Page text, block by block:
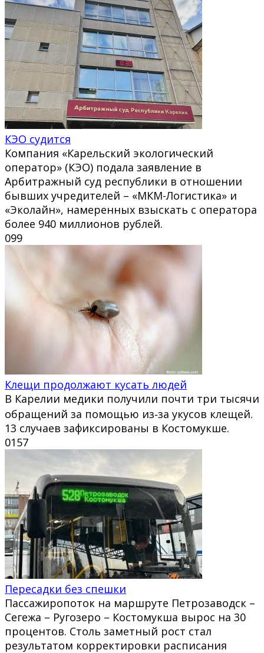
КЭО судится
Компания «Карельский экологический
оператор» (КЭО) подала заявление в
Арбитражный суд республики в отношении
бывших учредителей – «МКМ-Логистика» и
«Эколайн», намеренных взыскать с оператора
более 940 миллионов рублей.
099
Клещи продолжают кусать людей
В Карелии медики получили почти три тысячи
обращений за помощью из‑за укусов клещей.
13 случаев зафиксированы в Костомукше.
0157
Пересадки без спешки
Пассажиропоток на маршруте Петрозаводск –
Сегежа – Ругозеро – Костомукша вырос на 30
процентов. Столь заметный рост стал
результатом корректировки расписания